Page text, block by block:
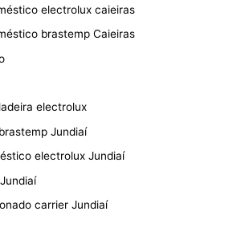
electrolux caieiras
brastemp Caieiras
electrolux
Jundiaí
electrolux Jundiaí
carrier Jundiaí